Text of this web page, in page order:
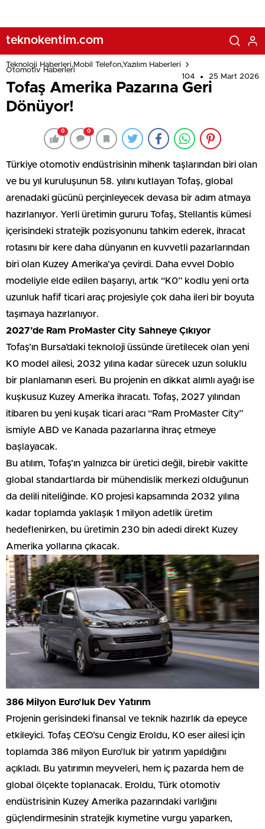
teknokentim.com
Teknoloji Haberleri,Mobil Telefon,Yazılım Haberleri
Otomotiv Haberleri
104
25 Mart 2026
Tofaş Amerika Pazarına Geri
Dönüyor!
0 0
Türkiye otomotiv endüstrisinin mihenk taşlarından biri olan
ve bu yıl kuruluşunun 58. yılını kutlayan Tofaş, global
arenadaki gücünü perçinleyecek devasa bir adım atmaya
hazırlanıyor. Yerli üretimin gururu Tofaş, Stellantis kümesi
içerisindeki stratejik pozisyonunu tahkim ederek, ihracat
rotasını bir kere daha dünyanın en kuvvetli pazarlarından
biri olan Kuzey Amerika’ya çevirdi. Daha evvel Doblo
modeliyle elde edilen başarıyı, artık “K0” kodlu yeni orta
uzunluk hafif ticari araç projesiyle çok daha ileri bir boyuta
taşımaya hazırlanıyor.
2027’de Ram ProMaster City Sahneye Çıkıyor
Tofaş’ın Bursa’daki teknoloji üssünde üretilecek olan yeni
K0 model ailesi, 2032 yılına kadar sürecek uzun soluklu
bir planlamanın eseri. Bu projenin en dikkat alımlı ayağı ise
kuşkusuz Kuzey Amerika ihracatı. Tofaş, 2027 yılından
itibaren bu yeni kuşak ticari aracı “Ram ProMaster City”
ismiyle ABD ve Kanada pazarlarına ihraç etmeye
başlayacak.
Bu atılım, Tofaş’ın yalnızca bir üretici değil, birebir vakitte
global standartlarda bir mühendislik merkezi olduğunun
da delili niteliğinde. K0 projesi kapsamında 2032 yılına
kadar toplamda yaklaşık 1 milyon adetlik üretim
hedeflenirken, bu üretimin 230 bin adedi direkt Kuzey
Amerika yollarına çıkacak.
386 Milyon Euro’luk Dev Yatırım
Projenin gerisindeki finansal ve teknik hazırlık da epeyce
etkileyici. Tofaş CEO’su Cengiz Eroldu, K0 eser ailesi için
toplamda 386 milyon Euro’luk bir yatırım yapıldığını
açıkladı. Bu yatırımın meyveleri, hem iç pazarda hem de
global ölçekte toplanacak. Eroldu, Türk otomotiv
endüstrisinin Kuzey Amerika pazarındaki varlığını
güçlendirmesinin stratejik kıymetine vurgu yaparken,